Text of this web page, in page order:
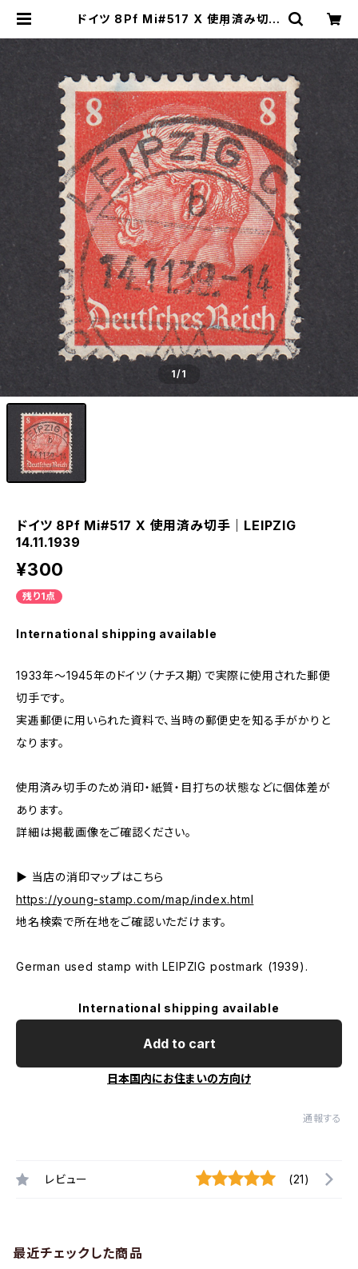
ドイツ 8Pf Mi#517 X 使用済み切手
タンプのネットショップ | Young St
1/1
ドイツ 8Pf Mi#517 X 使用済み切手｜LEIPZIG
14.11.1939
¥300
残り1点
International shipping available
1933年～1945年のドイツ（ナチス期）で実際に使用された郵便
切手です。
実逓郵便に用いられた資料で、当時の郵便史を知る手がかりと
なります。
使用済み切手のため消印・紙質・目打ちの状態などに個体差が
あります。
詳細は掲載画像をご確認ください。
▶ 当店の消印マップはこちら
https://young-stamp.com/map/index.html
地名検索で所在地をご確認いただけます。
German used stamp with LEIPZIG postmark (1939).
International shipping available
Add to cart
日本国内にお住まいの方向け
通報する
レビュー (21)
最近チェックした商品